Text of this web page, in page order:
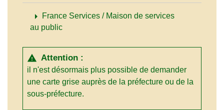
arrow_right
France Services / Maison de services
au public
warning Attention :
il n'est désormais plus possible de demander
une carte grise auprès de la préfecture ou de la
sous-préfecture.